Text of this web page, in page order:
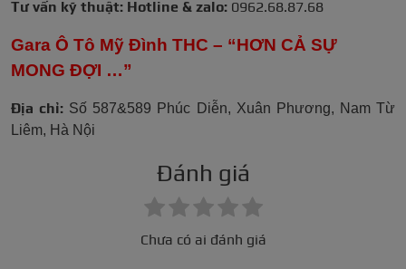
Tư vấn kỹ thuật: Hotline & zalo: 0962.68.87.68
Gara Ô Tô Mỹ Đình THC – “HƠN CẢ SỰ
MONG ĐỢI …”
Địa chỉ: Số 587&589 Phúc Diễn, Xuân Phương, Nam Từ
Liêm, Hà Nội
Đánh giá
Chưa có ai đánh giá